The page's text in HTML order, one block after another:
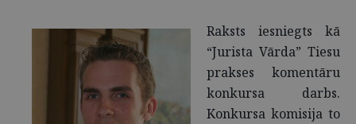
Raksts iesniegts kā
“Jurista Vārda” Tiesu
prakses komentāru
konkursa darbs.
Konkursa komisija to